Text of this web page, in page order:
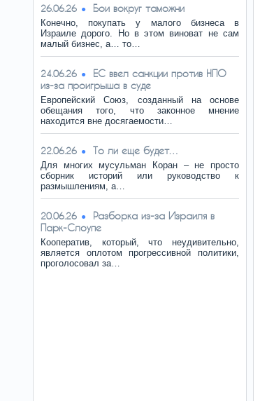
26.06.26 Бои вокруг таможни
Конечно, покупать у малого бизнеса в
Израиле дорого. Но в этом виноват не сам
малый бизнес, а… то…
24.06.26
ЕС ввел санкции против НПО
из-за проигрыша в суде
Европейский Союз, созданный на основе
обещания того, что законное мнение
находится вне досягаемости…
22.06.26 То ли еще будет…
Для многих мусульман Коран – не просто
сборник историй или руководство к
размышлениям, а…
20.06.26
Разборка из-за Израиля в
Парк-Слоупе
Кооператив, который, что неудивительно,
является оплотом прогрессивной политики,
проголосовал за…